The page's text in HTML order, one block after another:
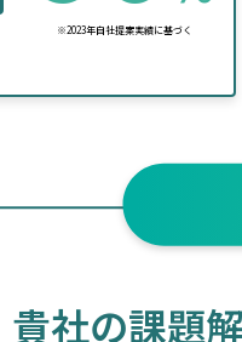
※2023年自社提案実績に基づく
社の課題